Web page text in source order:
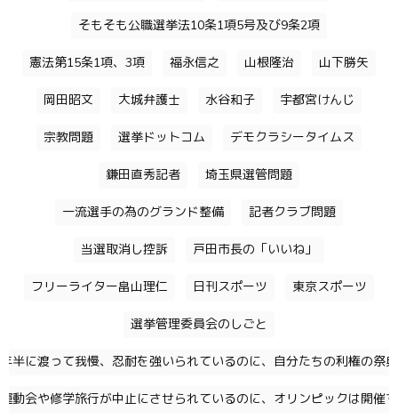
そもそも公職選挙法10条1項5号及び9条2項
憲法第15条1項、3項 福永信之 山根隆治 山下勝矢
岡田昭文 大城弁護士 水谷和子 宇都宮けんじ
宗教問題 選挙ドットコム デモクラシータイムス
鎌田直秀記者 埼玉県選管問題
一流選手の為のグランド整備 記者クラブ問題
当選取消し控訴 戸田市長の「いいね」
フリーライター畠山理仁 日刊スポーツ 東京スポーツ
選挙管理委員会のしごと
半に渡って我慢、忍耐を強いられているのに、自分たちの利権の祭
動会や修学旅行が中止にさせられているのに、オリンピックは開催